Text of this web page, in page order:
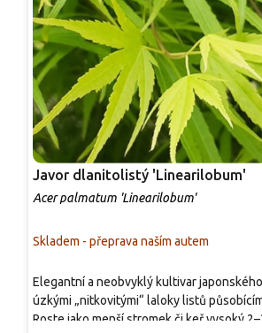
Javor dlanitolistý 'Linearilobum'
Acer palmatum 'Linearilobum'
Skladem - přeprava naším autem
Elegantní a neobvyklý kultivar
úzkými „nitkovitými“ laloky listů
Roste jako menší stromek či keř vysoký